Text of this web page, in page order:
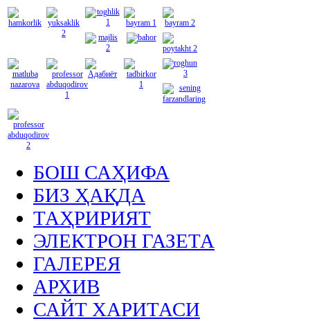
БОШ САҲИФА
БИЗ ҲАҚДА
ТАҲРИРИЯТ
ЭЛЕКТРОН ГАЗЕТА
ГАЛЕРЕЯ
АРХИВ
САЙТ ХАРИТАСИ